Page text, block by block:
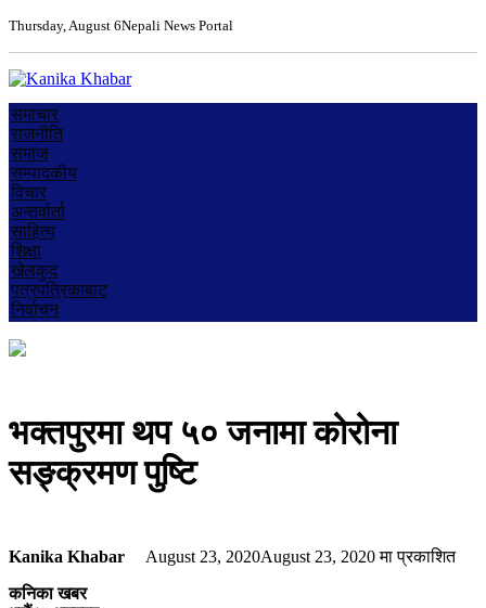
Thursday, August 6Nepali News Portal
समाचार
राजनीति
समाज
सम्पादकीय
विचार
अन्तर्वार्ता
साहित्य
शिक्षा
खेलकुद
पत्रपत्रिकाबाट
निर्वाचन
भक्तपुरमा थप ५० जनामा कोरोना
सङ्क्रमण पुष्टि
Kanika Khabar August 23, 2020August 23, 2020मा प्रकाशित
कनिका खबर